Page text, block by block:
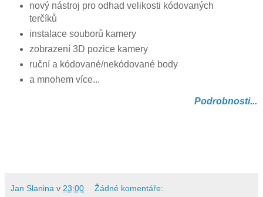
nový nástroj pro odhad velikosti kódovaných
terčíků
instalace souborů kamery
zobrazení 3D pozice kamery
ruční a kódované/nekódované body
a mnohem více...
Podrobnosti...
Jan Slanina v 23:00 Žádné komentáře: